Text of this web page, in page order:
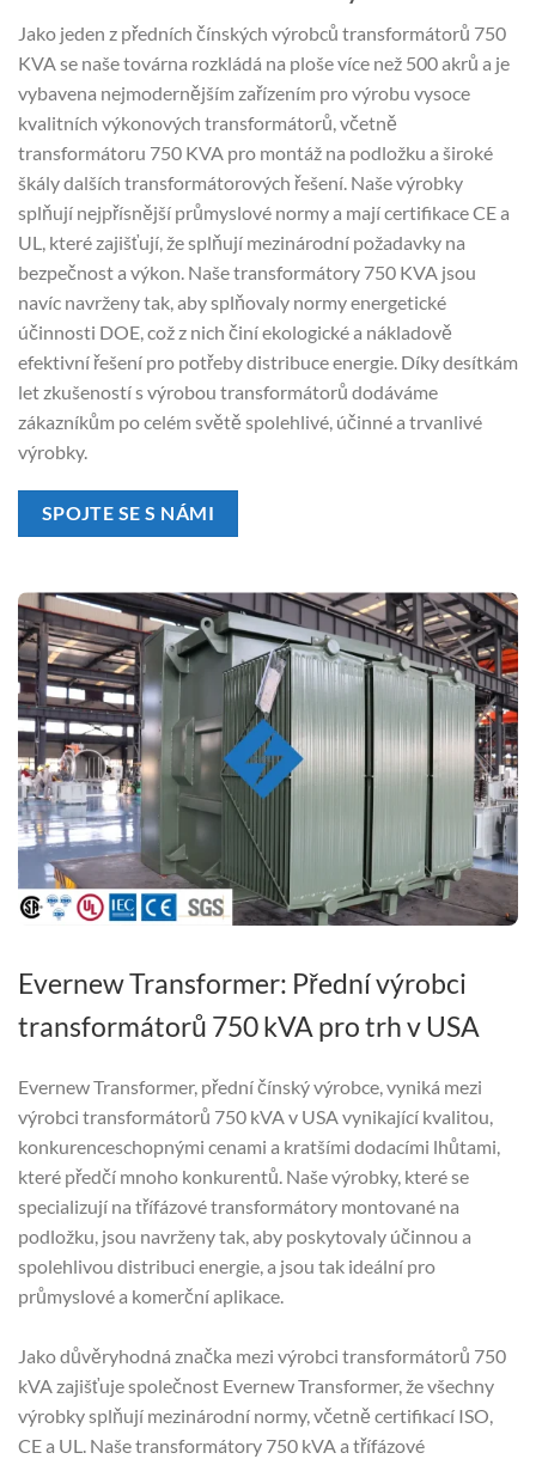
Jako jeden z předních čínských výrobců transformátorů 750
KVA se naše továrna rozkládá na ploše více než 500 akrů a je
vybavena nejmodernějším zařízením pro výrobu vysoce
kvalitních výkonových transformátorů, včetně
transformátoru 750 KVA pro montáž na podložku a široké
škály dalších transformátorových řešení. Naše výrobky
splňují nejpřísnější průmyslové normy a mají certifikace CE a
UL, které zajišťují, že splňují mezinárodní požadavky na
bezpečnost a výkon. Naše transformátory 750 KVA jsou
navíc navrženy tak, aby splňovaly normy energetické
účinnosti DOE, což z nich činí ekologické a nákladově
efektivní řešení pro potřeby distribuce energie. Díky desítkám
let zkušeností s výrobou transformátorů dodáváme
zákazníkům po celém světě spolehlivé, účinné a trvanlivé
výrobky.
SPOJTE SE S NÁMI
Evernew Transformer: Přední výrobci
transformátorů 750 kVA pro trh v USA
Evernew Transformer, přední čínský výrobce, vyniká mezi
výrobci transformátorů 750 kVA v USA vynikající kvalitou,
konkurenceschopnými cenami a kratšími dodacími lhůtami,
které předčí mnoho konkurentů. Naše výrobky, které se
specializují na třífázové transformátory montované na
podložku, jsou navrženy tak, aby poskytovaly účinnou a
spolehlivou distribuci energie, a jsou tak ideální pro
průmyslové a komerční aplikace.
Jako důvěryhodná značka mezi výrobci transformátorů 750
kVA zajišťuje společnost Evernew Transformer, že všechny
výrobky splňují mezinárodní normy, včetně certifikací ISO,
CE a UL. Naše transformátory 750 kVA a třífázové